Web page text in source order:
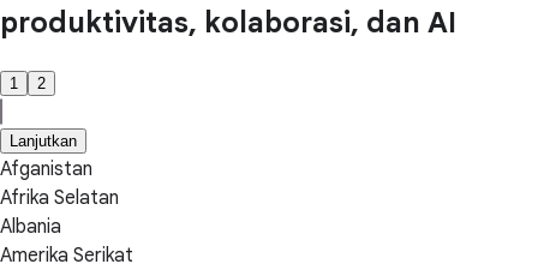
produktivitas, kolaborasi, dan AI
1 2
Lanjutkan
Afganistan
Afrika Selatan
Albania
Amerika Serikat